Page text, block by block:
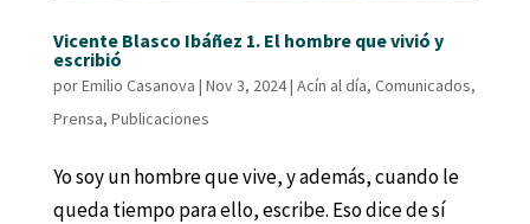
Vicente Blasco Ibáñez 1. El hombre que vivió y
escribió
porEmilio Casanova | Nov 3, 2024| Acín al día, Comunicados,
Prensa, Publicaciones
Yo soy un hombre que vive, y además, cuando le
queda tiempo para ello, escribe. Eso dice de sí